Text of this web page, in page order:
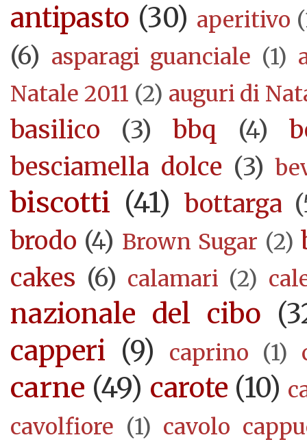
antipasto (30) aperitivo
(6) asparagi guanciale (1)
Natale 2011 (2) auguri di
basilico (3) bbq (4)
besciamella dolce (3)
biscotti (41) bottarga
brodo (4) Brown Sugar (2)
cakes (6) calamari (2)
nazionale del cibo
capperi (9) caprino (1)
carne (49) carote (10)
cavolfiore (1) cavolo